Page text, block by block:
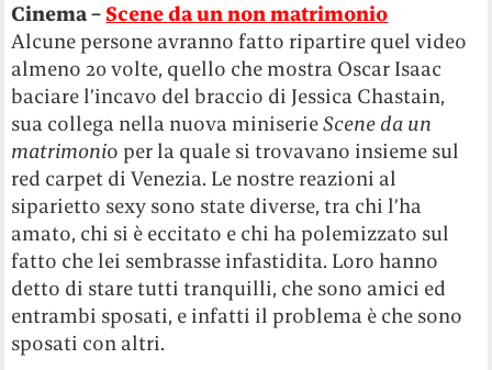
Cinema – Scene da un non matrimonio
Alcune persone avranno fatto ripartire quel video
almeno 20 volte, quello che mostra Oscar Isaac
baciare l’incavo del braccio di Jessica Chastain,
sua collega nella nuova miniserieScene da un
matrimonio per la quale si trovavano insieme sul
red carpet di Venezia. Le nostre reazioni al
siparietto sexy sono state diverse, tra chi l’ha
amato, chi si è eccitato e chi ha polemizzato sul
fatto che lei sembrasse infastidita. Loro hanno
detto di stare tutti tranquilli, che sono amici ed
entrambi sposati, e infatti il problema è che sono
sposati con altri.